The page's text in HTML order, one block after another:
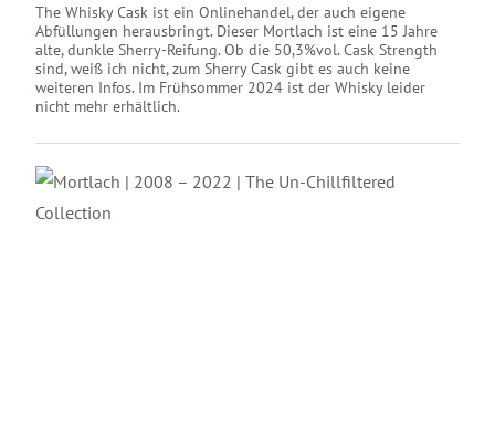
The Whisky Cask ist ein Onlinehandel, der auch eigene
Abfüllungen herausbringt. Dieser Mortlach ist eine 15 Jahre
alte, dunkle Sherry-Reifung. Ob die 50,3%vol. Cask Strength
sind, weiß ich nicht, zum Sherry Cask gibt es auch keine
weiteren Infos. Im Frühsommer 2024 ist der Whisky leider
nicht mehr erhältlich.